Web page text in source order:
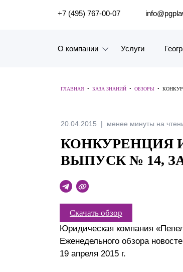
ПОИСК ПО САЙТУ
+7 (495) 767-00-07
О компании
Наш опыт
Рейтинги, Награды, Цифры
Карьера
История компании
Почему «Пепеляев Групп»?
Обращение Управляющего
Услуги
ГЛАВНАЯ • БАЗА ЗНАНИЙ • ОБЗОРЫ •
20.04.2015 менее минуты на
КОНКУРЕНЦИЯ
ВЫПУСК № 14, ЗА
Скачать обзор
Юридическая компания
Еженедельного обзора
19 апреля 2015 г.